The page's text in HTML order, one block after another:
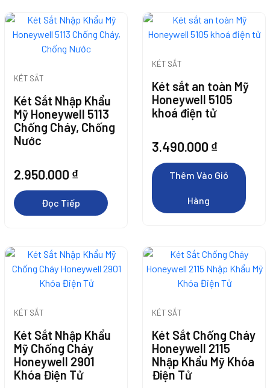
Thêm Vào Giỏ
Thêm Vào Giỏ
Hàng
Thêm Vào Giỏ
Hàng
Thêm Vào Giỏ
Hàng
Thêm Vào Giỏ
Hàng
Thêm Vào Giỏ Thêm Vào Giỏ
KÉT SẮT
Két Sắt Nhập Khẩu
Mỹ Honeywell 5113
Chống Cháy, Chống
Nước
2.950.000 ₫
Đọc Tiếp
KÉT SẮT
Két sắt an toàn Mỹ
Honeywell 5105
khoá điện tử
3.490.000 ₫
Thêm Vào Giỏ
Hàng
KÉT SẮT
Két Sắt Nhập Khẩu
Mỹ Chống Cháy
Honeywell 2901
Khóa Điện Tử
KÉT SẮT
Két Sắt Chống Cháy
Honeywell 2115
Nhập Khẩu Mỹ Khóa
Điện Tử